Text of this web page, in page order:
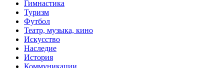
Гимнастика
Туризм
Футбол
Театр, музыка, кино
Искусство
Наследие
История
Коммуникации